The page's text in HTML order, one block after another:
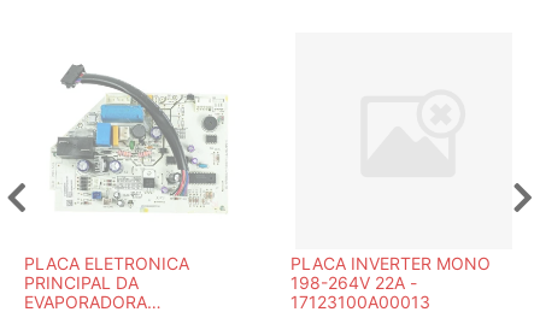
PLACA ELETRONICA
PRINCIPAL DA
EVAPORADORA
PLACA INVERTER MONO
198-264V 22A -
17123100A00013